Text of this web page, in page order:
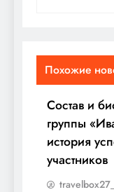
Похожие
Состав и
группы
история
участников
travelbox27_